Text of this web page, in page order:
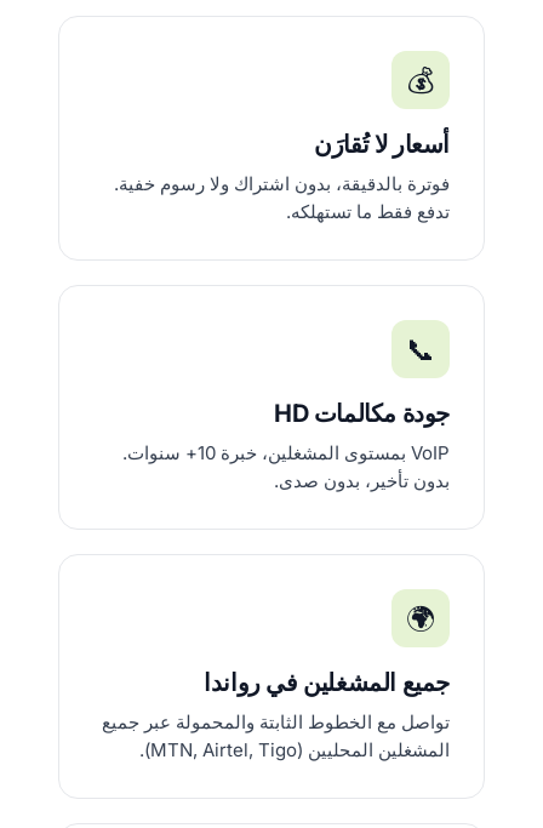
💰
أسعار لا تُقارَن
فوترة بالدقيقة، بدون اشتراك ولا رسوم خفية.
تدفع فقط ما تستهلكه.
📞
جودة مكالمات HD
VoIP بمستوى المشغلين، خبرة 10+ سنوات.
بدون تأخير، بدون صدى.
🌍
جميع المشغلين في رواندا
تواصل مع الخطوط الثابتة والمحمولة عبر جميع
المشغلين المحليين (MTN, Airtel, Tigo).